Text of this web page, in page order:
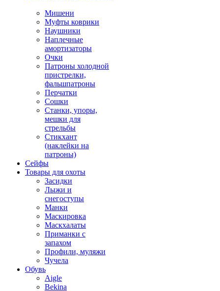
Мишени
Муфты коврики
Наушники
Наплечные
амортизаторы
Очки
Патроны холодной
пристрелки,
фальшпатроны
Перчатки
Сошки
Станки, упоры,
мешки для
стрельбы
Стикхант
(наклейки на
патроны)
Сейфы
Товары для охоты
Засидки
Лыжи и
снегоступы
Манки
Маскировка
Маскхалаты
Приманки с
запахом
Профили, муляжи
Чучела
Обувь
Aigle
Bekina